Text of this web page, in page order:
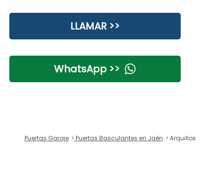
LLAMAR >>
WhatsApp >>
Puertas Garaje Puertas Basculantes en Jaén Arquillos